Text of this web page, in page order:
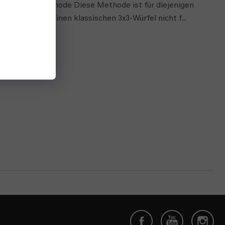
Über die Methode Diese Methode ist für diejenigen
gedacht, die einen klassischen 3x3-Würfel nicht f...